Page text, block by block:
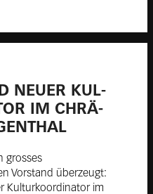
NEU­ER KUL­
IM CHRÄ­
grosses
Vorstand überzeugt:
Kulturkoordinator im